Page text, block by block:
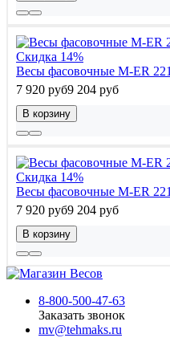
Скидка 14%
Весы фасовочные M-ER
7 920 руб9 204 руб
В корзину
Скидка 14%
Весы фасовочные M-ER
7 920 руб9 204 руб
В корзину
8-800-500-47-63
Заказать звонок
mv@tehmaks.ru